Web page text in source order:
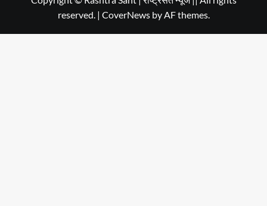
Dehradun
reserved. | CoverNewsby AF themes.